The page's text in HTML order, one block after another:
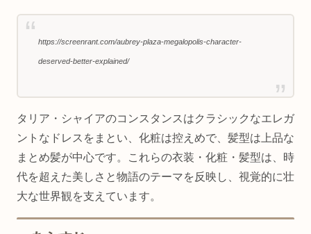
https://screenrant.com/aubrey-plaza-megalopolis-character-
deserved-better-explained/
タリア・シャイアのコンスタンスはクラシックなエレガ
ントなドレスをまとい、化粧は控えめで、髪型は上品な
まとめ髪が中心です。これらの衣装・化粧・髪型は、時
代を超えた美しさと物語のテーマを反映し、視覚的に壮
大な世界観を支えています。